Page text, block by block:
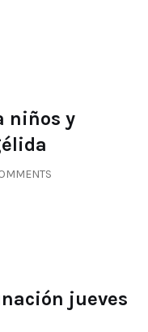
niños y
jueves